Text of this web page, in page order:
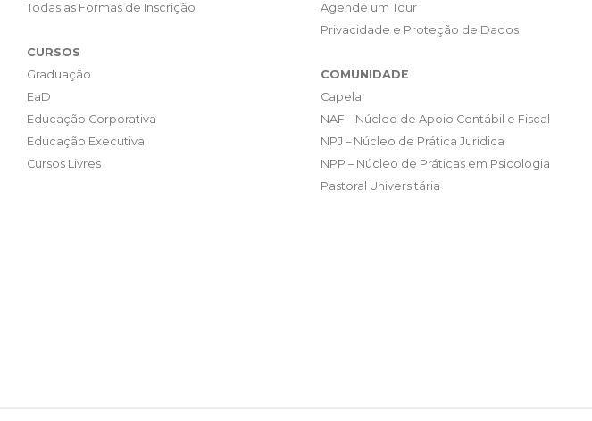
Todas as Formas de Inscrição
CURSOS
Graduação
EaD
Educação Corporativa
Educação Executiva
Cursos Livres
Agende um Tour
Privacidade e Proteção de Dados
COMUNIDADE
Capela
NAF – Núcleo de Apoio Contábil e Fiscal
NPJ – Núcleo de Prática Jurídica
NPP – Núcleo de Práticas em Psicologia
Pastoral Universitária